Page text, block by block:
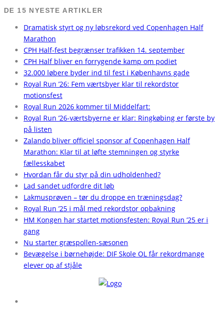
DE 15 NYESTE ARTIKLER
Dramatisk styrt og ny løbsrekord ved Copenhagen Half
Marathon
CPH Half-fest begrænser trafikken 14. september
CPH Half bliver en forrygende kamp om podiet
32.000 løbere byder ind til fest i Københavns gade
Royal Run ’26: Fem værtsbyer klar til rekordstor
motionsfest
Royal Run 2026 kommer til Middelfart:
Royal Run ’26-værtsbyerne er klar: Ringkøbing er første by
på listen
Zalando bliver officiel sponsor af Copenhagen Half
Marathon: Klar til at løfte stemningen og styrke
fællesskabet
Hvordan får du styr på din udholdenhed?
Lad sandet udfordre dit løb
Lakmusprøven – tør du droppe en træningsdag?
Royal Run ’25 i mål med rekordstor opbakning
HM Kongen har startet motionsfesten: Royal Run ’25 er i
gang
Nu starter græspollen-sæsonen
Bevægelse i børnehøjde: DIF Skole OL får rekordmange
elever op af stjåle